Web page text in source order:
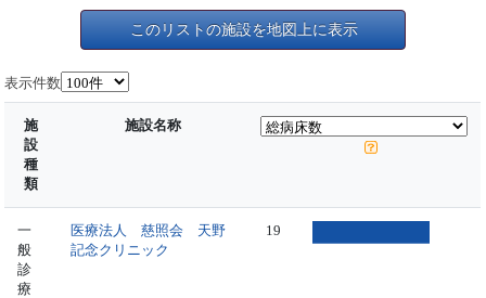
このリストの施設を地図上に表示
表示件数
施
設
種
類
施設名称
一
般
診
療
医療法人 慈照会 天野
記念クリニック
19